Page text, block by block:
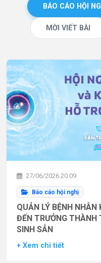
BÁO CÁO HỘI
MỜI VIẾT BÀI
27/06/2026 20:09
Báo cáo hội nghị
QUẢN LÝ BỆNH NHÂN
ĐẾN TRƯỞNG THÀNH
SINH SẢN
+ Xem chi tiết